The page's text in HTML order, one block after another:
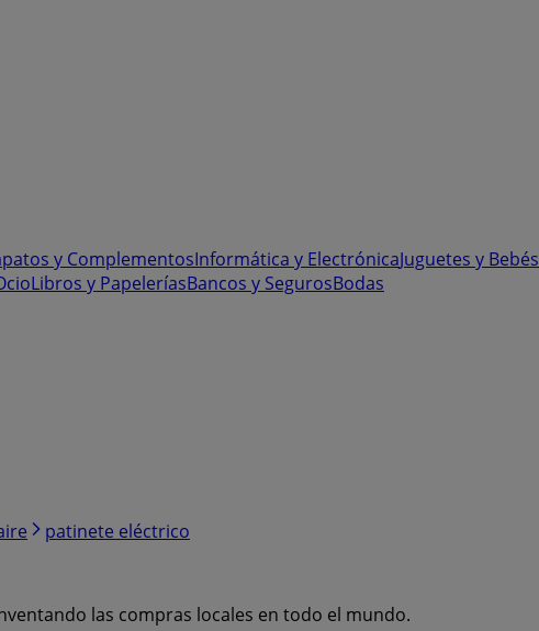
y ComplementosInformática y ElectrónicaJuguetes y Bebés
Libros y PapeleríasBancos y SegurosBodas
patinete eléctrico
las compras locales en todo el mundo.